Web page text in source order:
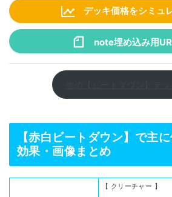
デッキ価格をシミュ
note埋め込み用
【赤白ビートダウン】で主
効果・画像まとめ
【 クリーチャー 】